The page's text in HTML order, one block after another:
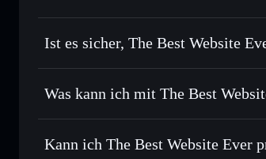
Ist es sicher, The Best Website
The Best Website Ever
Was kann ich mit The Best
The Best Website Ever
Sofort tauschen– handle BWE gegen
Kann ich The Best Website Ever